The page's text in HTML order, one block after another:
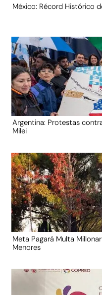
México: Récord Histórico
Argentina: Protestas
Milei
Meta Pagará Multa
Menores